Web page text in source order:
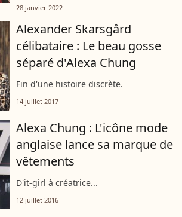
l'avant première du film de François
comédienne est apparue radieuse,
touchée...
28 janvier 2022
Alexander Skarsgård
célibataire : Le beau gosse
séparé d'Alexa Chung
Fin d'une histoire discrète.
14 juillet 2017
Alexa Chung : L'icône mode
anglaise lance sa marque de
vêtements
D'it-girl à créatrice...
12 juillet 2016